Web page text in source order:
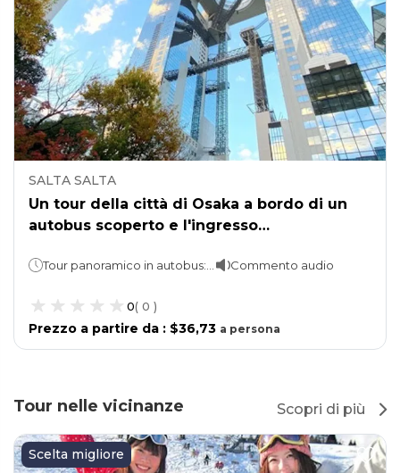
SALTA SALTA
Un tour della città di Osaka a bordo di un
autobus scoperto e l'ingresso
Tour panoramico in autobus: 1 ora. Umeda Sky Tower: puoi trascorrere tutto il tempo che desideri. Commento audio
0( 0 )
Prezzo a partire da : $36,73 a persona
Tour nelle vicinanze Scopri di più
Scelta migliore